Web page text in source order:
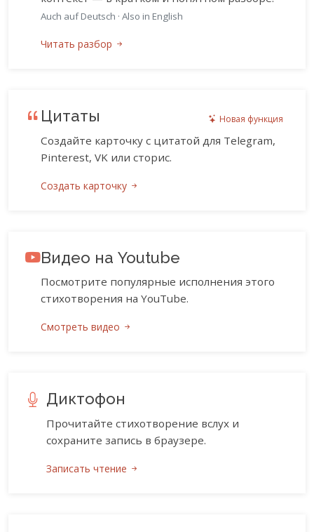
Auch auf Deutsch · Also in English
Читать разбор
Цитаты Новая функция
Создайте карточку с цитатой для Telegram,
Pinterest, VK или сторис.
Создать карточку
Видео на Youtube
Посмотрите популярные исполнения этого
стихотворения на YouTube.
Смотреть видео
Диктофон
Прочитайте стихотворение вслух и
сохраните запись в браузере.
Записать чтение